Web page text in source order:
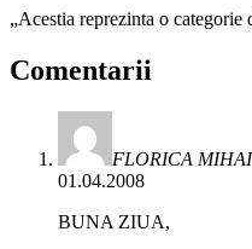
„Acestia reprezinta o
Comentarii
FLORICA MIHAI
01.04.2008
BUNA ZIUA,